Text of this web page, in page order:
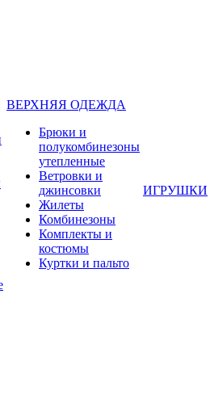
ВЕРХНЯЯ ОДЕЖДА
Брюки и
полукомбинезоны
утепленные
Ветровки и
джинсовки
Жилеты
Комбинезоны
Комплекты и
костюмы
Куртки и пальто
ИГРУШКИ